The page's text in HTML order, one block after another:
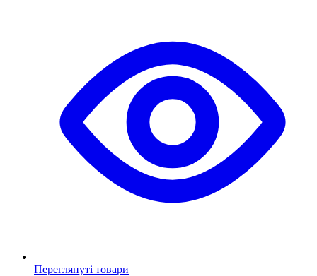
Переглянуті товари